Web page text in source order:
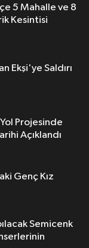
5 Mahalle ve 8
Kesintisi
Ekşi'ye Saldırı
Projesinde
Açıklandı
Genç Kız
Semicenk